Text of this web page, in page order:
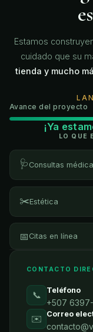
Estamos
cuidado que su
tienda y mucho
Avance del proyecto
¡Ya
LO QUE
🩺 Consultas
✂️Estética
📅 Citas en línea
CONTACTO
📞 Teléfono
+507
✉️ Correo